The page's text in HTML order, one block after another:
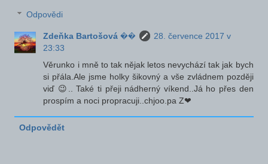
Odpovědi
Zdeňka Bartošová ��
28. července 2017 v
23:33
Věrunko i mně to tak nějak letos nevychází tak jak bych
si přála.Ale jsme holky šikovný a vše zvládnem později
viď 😉.. Také ti přeji nádherný víkend..Já ho přes den
prospím a noci propracuji..chjoo.pa Z❤
Odpovědět